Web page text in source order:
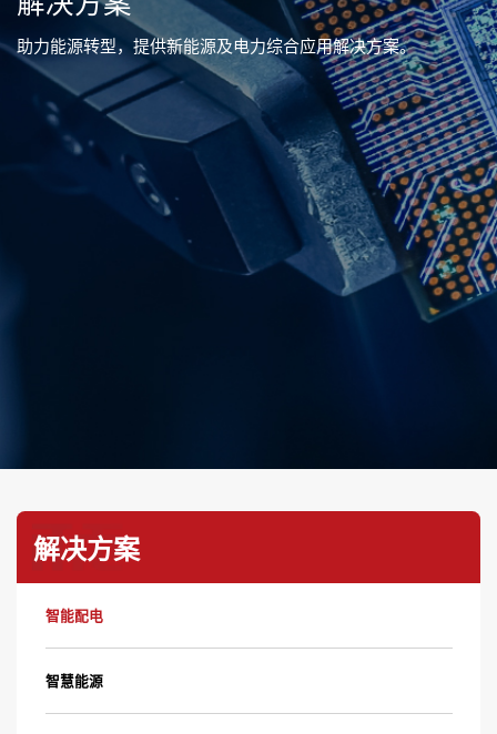
助力能源转型，提供新能源及电力综合应用解决方案。
解决方案
智能配电
智慧能源